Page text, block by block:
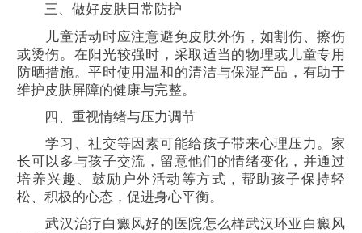
三、做好皮肤日常防护
儿童活动时应注意避免皮肤外伤，如割伤、擦伤
或烫伤。在阳光较强时，采取适当的物理或儿童专用
防晒措施。平时使用温和的清洁与保湿产品，有助于
维护皮肤屏障的健康与完整。
四、重视情绪与压力调节
学习、社交等因素可能给孩子带来心理压力。家
长可以多与孩子交流，留意他们的情绪变化，并通过
培养兴趣、鼓励户外活动等方式，帮助孩子保持轻
松、积极的心态，促进身心平衡。
武汉治疗白癜风好的医院怎么样武汉环亚白癜风